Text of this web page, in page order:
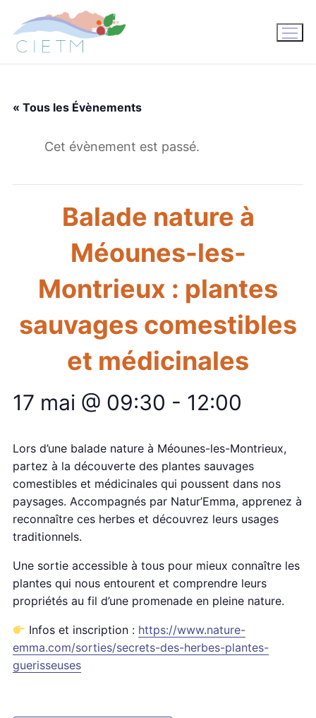
contenu
« Tous les Évènements
Cet évènement est passé.
Balade nature à
Méounes-les-
Montrieux : plantes
sauvages comestibles
et médicinales
17 mai @ 09:30 - 12:00
Lors d’une balade nature à Méounes-les-Montrieux,
partez à la découverte des plantes sauvages
comestibles et médicinales qui poussent dans nos
paysages. Accompagnés par Natur’Emma, apprenez à
reconnaître ces herbes et découvrez leurs usages
traditionnels.
Une sortie accessible à tous pour mieux connaître les
plantes qui nous entourent et comprendre leurs
propriétés au fil d’une promenade en pleine nature.
Infos et inscription : https://www.nature-
emma.com/sorties/secrets-des-herbes-plantes-
guerisseuses